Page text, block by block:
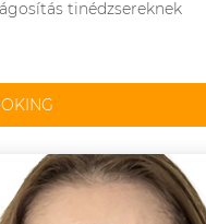
tinédzsereknek